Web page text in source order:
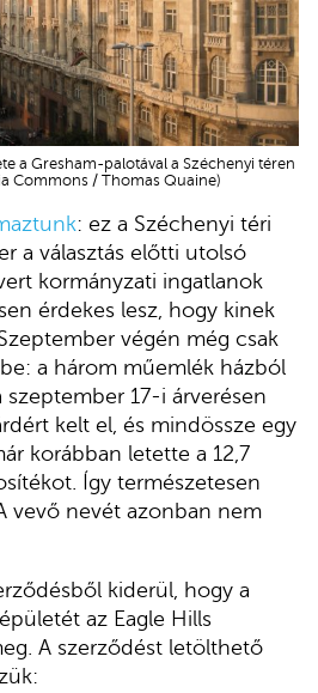
a Gresham-palotával a Széchenyi téren
Commons / Thomas Quaine)
: ez a Széchenyi téri
a választás előtti utolsó
kormányzati ingatlanok
érdekes lesz, hogy kinek
végén még csak
a három műemlék házból
17-i árverésen
kelt el, és mindössze egy
korábban letette a 12,7
Így természetesen
vevő nevét azonban nem
kiderül, hogy a
az Eagle Hills
A szerződést letölthető